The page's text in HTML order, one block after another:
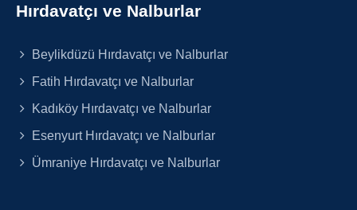
Hırdavatçı ve Nalburlar
Beylikdüzü Hırdavatçı ve Nalburlar
Fatih Hırdavatçı ve Nalburlar
Kadıköy Hırdavatçı ve Nalburlar
Esenyurt Hırdavatçı ve Nalburlar
Ümraniye Hırdavatçı ve Nalburlar